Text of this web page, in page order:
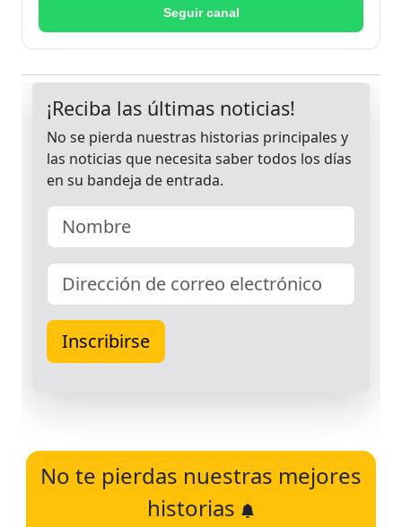
Seguir canal
No te pierdas nuestras mejores
historias